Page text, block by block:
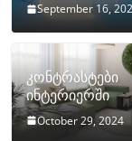
September 16,
კონტრასტები
ინტერიერში
October 29, 2024